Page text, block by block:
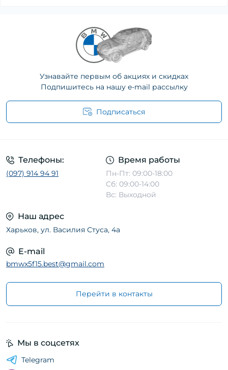
Узнавайте первым об акциях и скидках
Подпишитесь на нашу e-mail рассылку
Подписаться
Телефоны:
(097) 914 94 91
Время работы
Пн-Пт: 09:00-18:00
Сб: 09:00-14:00
Вс: Выходной
Наш адрес
Харьков, ул. Василия Стуса, 4а
E-mail
bmwx5f15.best@gmail.com
Перейти в контакты
Мы в соцсетях
Telegram